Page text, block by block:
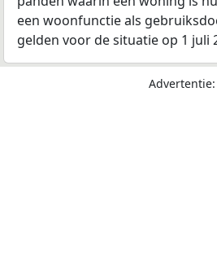
een woonfunctie als
gelden voor de situatie op 1 juli
Advertentie: